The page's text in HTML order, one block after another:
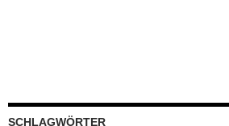
SCHLAGWÖRTER